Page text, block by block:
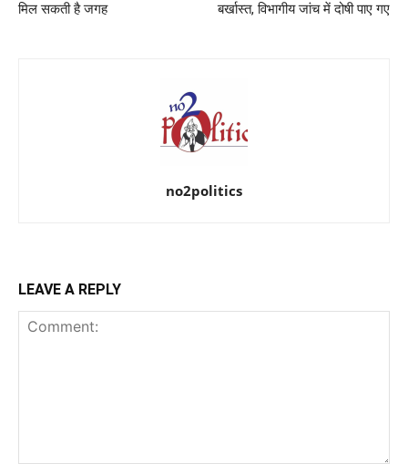
मिल सकती है जगह
बर्खास्त, विभागीय जांच में दोषी पाए गए
no2politics
LEAVE A REPLY